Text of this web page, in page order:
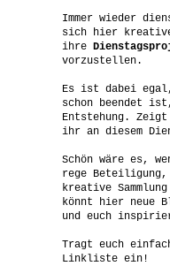
Immer wieder
sich hier kreative
ihre
vorzustellen.
Es ist dabei
schon beendet
Entstehung.
ihr an diesem
Schön wäre es,
rege Beteiligung,
kreative
könnt hier neue
und euch
Tragt euch
Linkliste ein!